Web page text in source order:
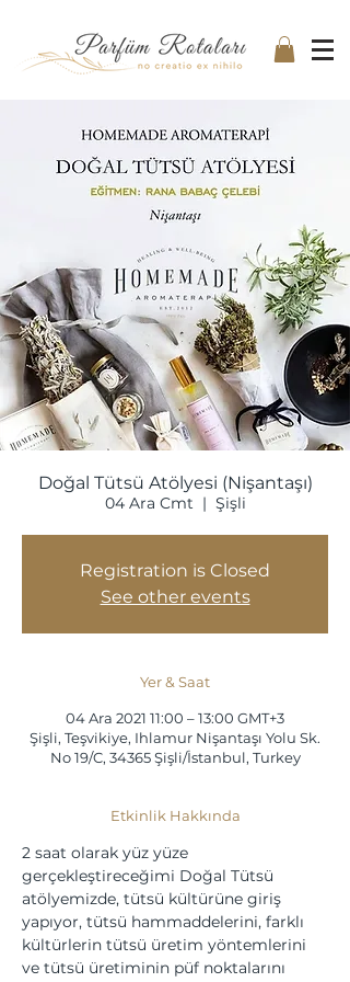
Doğal Tütsü Atölyesi (Nişantaşı)
04 Ara Cmt
  |
Şişli
Registration is Closed
See other events
Yer & Saat
04 Ara 2021 11:00 – 13:00 GMT+3
Şişli, Teşvikiye, Ihlamur Nişantaşı Yolu Sk.
No 19/C, 34365 Şişli/İstanbul, Turkey
Etkinlik Hakkında
2 saat olarak yüz yüze
gerçekleştireceğimi Doğal Tütsü
atölyemizde, tütsü kültürüne giriş
yapıyor, tütsü hammaddelerini, farklı
kültürlerin tütsü üretim yöntemlerini
ve tütsü üretiminin püf noktalarını